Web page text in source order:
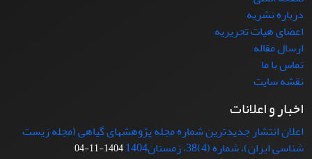
درباره نشریه
اعضای هیات تحریریه
ارسال مقاله
تماس با ما
نقشه سایت
اخبار و اعلانات
اعلان انتشار جدیدترین شماره مجله پژوهشهای گیاهی (مجله زیست
شناسی ایران)، شماره (4)38، زمستان1404
1404-11-04